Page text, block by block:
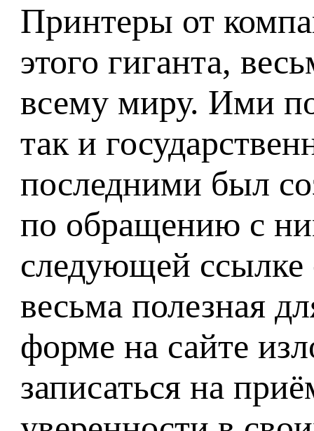
Принтеры от
этого гиганта,
всему миру. Ими
так и
последними был
по обращению с
следующей
весьма полезная
форме на сайте
записаться на